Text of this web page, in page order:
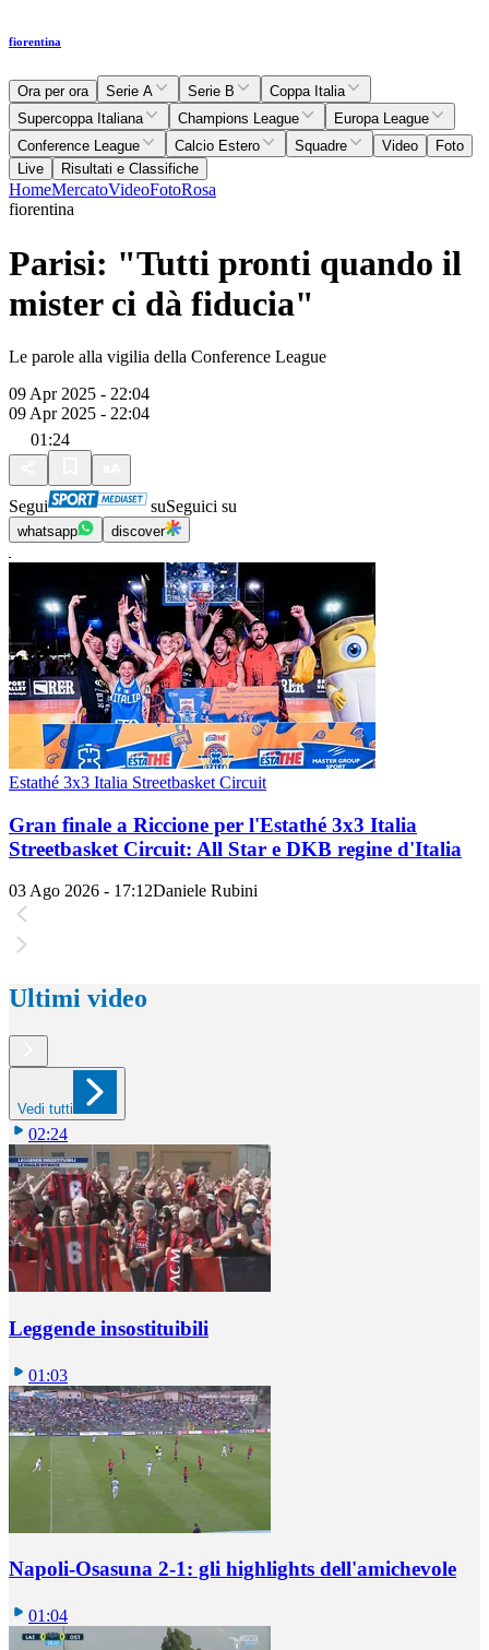
fiorentina
Ora per ora Serie A Serie B
Coppa Italia
Supercoppa Italiana
Champions League
Europa League
Conference League
Calcio Estero Squadre Video
Foto
Live
Risultati e Classifiche
HomeMercatoVideoFotoRosa
fiorentina
Parisi: "Tutti pronti quando il
mister ci dà fiducia"
Le parole alla vigilia della Conference League
09 Apr 2025 - 22:04
09 Apr 2025 - 22:04
01:24
Segui suSeguici su
whatsapp discover
Estathé 3x3 Italia Streetbasket Circuit
Gran finale a Riccione per l'Estathé 3x3 Italia
Streetbasket Circuit: All Star e DKB regine d'Italia
03 Ago 2026 - 17:12Daniele Rubini
Ultimi video
Vedi tutti
02:24
Leggende insostituibili
01:03
Napoli-Osasuna 2-1: gli highlights dell'amichevole
01:04